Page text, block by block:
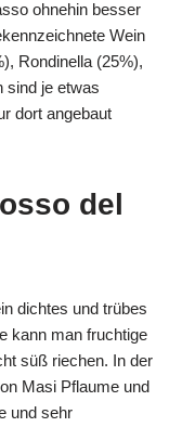
ohnehin besser
Wein
Rondinella (25%),
sind je etwas
dort angebaut
del
dichtes und trübes
kann man fruchtige
süß riechen. In der
Masi Pflaume und
und sehr